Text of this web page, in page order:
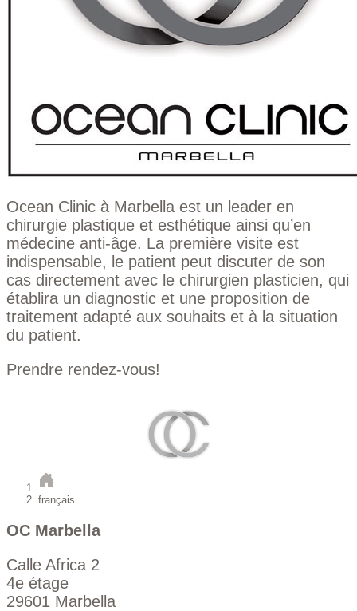
Ocean Clinic à Marbella est un leader en
chirurgie plastique et esthétique ainsi qu’en
médecine anti-âge. La première visite est
indispensable, le patient peut discuter de son
cas directement avec le chirurgien plasticien, qui
établira un diagnostic et une proposition de
traitement adapté aux souhaits et à la situation
du patient.
Prendre rendez-vous!
français
OC Marbella
Calle Africa 2
4e étage
29601 Marbella